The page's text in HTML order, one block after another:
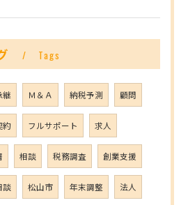
Tags
継 Ｍ＆Ａ 納税予測 顧問
約 フルサポート 求人
相談 税務調査 創業支援
談 松山市 年末調整 法人